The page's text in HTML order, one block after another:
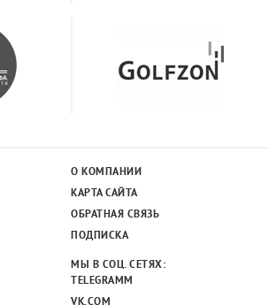
О КОМПАНИИ
КАРТА САЙТА
ОБРАТНАЯ СВЯЗЬ
ПОДПИСКА
МЫ В СОЦ. СЕТЯХ:
TELEGRAMM